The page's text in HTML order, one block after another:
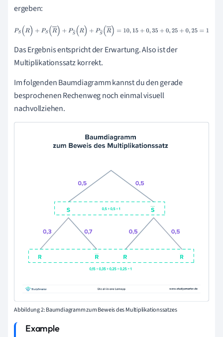
ergeben:
PS(R)+PS(R)+P S(R)+PS (R)=10,15+0,35+0,25+0,25=1
Das Ergebnis entspricht der Erwartung. Also ist der
Multiplikationssatz korrekt.
Im folgenden Baumdiagramm kannst du den gerade
besprochenen Rechenweg noch einmal visuell
nachvollziehen.
Abbildung 2: Baumdiagramm zum Beweis des Multiplikationssatzes